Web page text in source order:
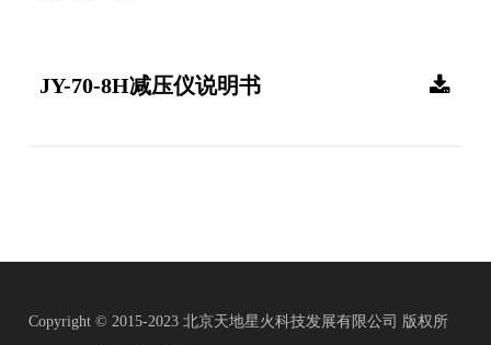
JY-70-8H减压仪说明书
Copyright © 2015-2023 北京天地星火科技发展有限公司 版权所